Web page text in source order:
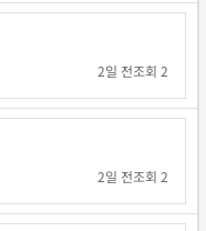
2일 전조회 2
2일 전조회 2